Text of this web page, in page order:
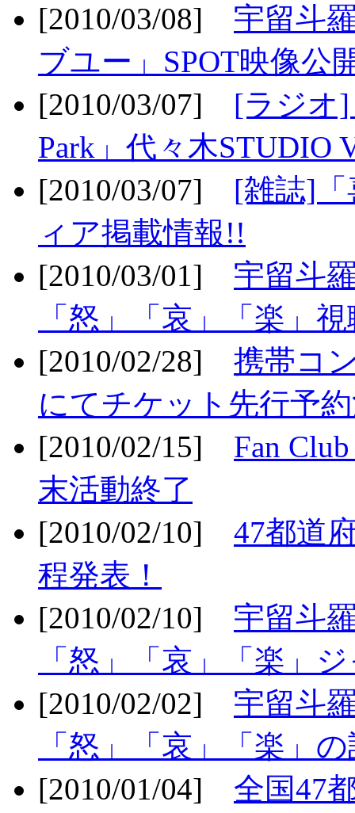
[2010/03/08] 宇留斗
ブユー」SPOT映像公
[2010/03/07] [ラジオ]
Park」代々木STUDIO
[2010/03/07] [雑誌]「
ィア掲載情報!!
[2010/03/01] 宇留斗
「怒」「哀」「楽」
[2010/02/28] 携帯コ
にてチケット先行予
[2010/02/15] Fan
末活動終了
[2010/02/10] 47都道
程発表！
[2010/02/10] 宇留斗
「怒」「哀」「楽」
[2010/02/02] 宇留斗
「怒」「哀」「楽」
[2010/01/04] 全国47